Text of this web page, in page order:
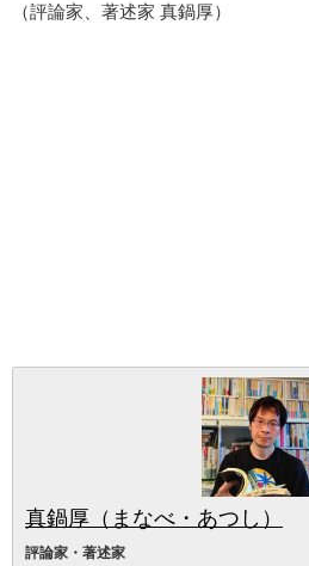
（評論家、著述家 真鍋厚）
真鍋厚（まなべ・あつし）
評論家・著述家